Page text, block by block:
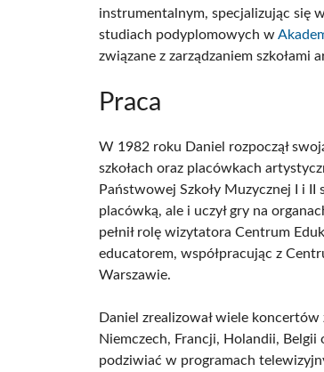
instrumentalnym, specjalizując się
studiach podyplomowych w
związane z zarządzaniem szkołami
Praca
W 1982 roku Daniel rozpoczął
szkołach oraz placówkach
Państwowej Szkoły Muzycznej I i
placówką, ale i uczył gry na
pełnił rolę wizytatora Centrum
educatorem, współpracując z
Warszawie.
Daniel zrealizował wiele
Niemczech, Francji, Holandii, Belgii
podziwiać w programach